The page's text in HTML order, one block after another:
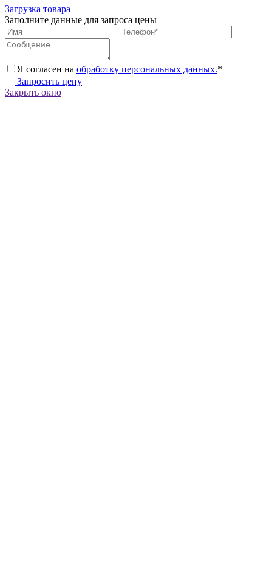
Загрузка товара
Заполните данные для запроса цены
Я согласен на обработку персональных данных.*
Запросить цену
Закрыть окно